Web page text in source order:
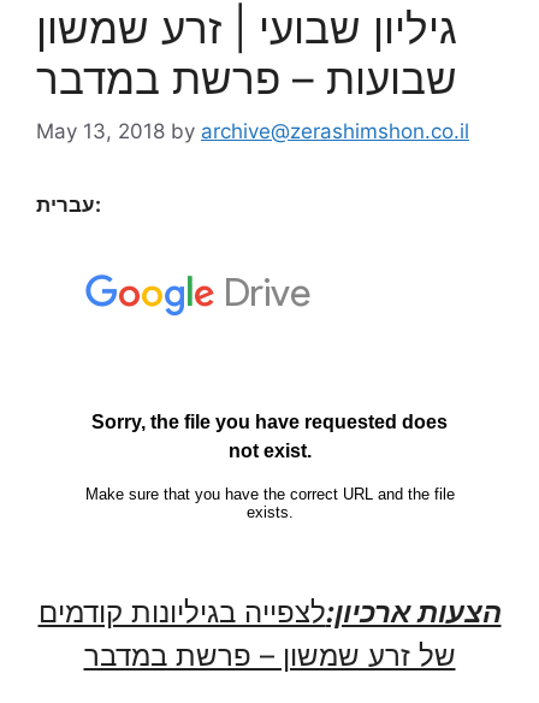
גיליון שבועי | זרע שמשון
שבועות – פרשת במדבר
May 13, 2018 by archive@zerashimshon.co.il
עברית:
הצעות ארכיון:לצפייה בגיליונות קודמים
של זרע שמשון – פרשת במדבר